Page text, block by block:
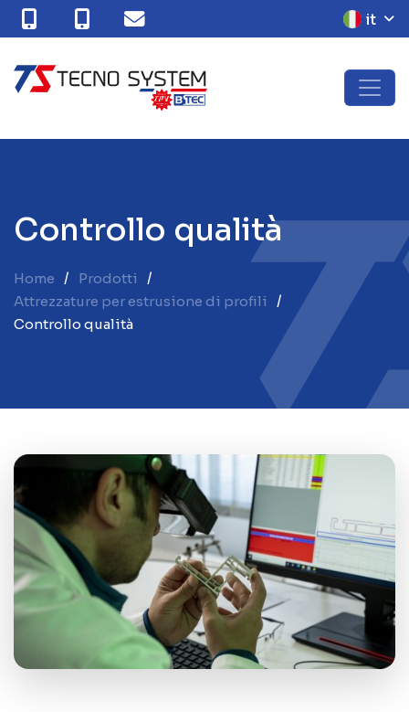
it
Controllo qualità
Home
Prodotti
Attrezzature per estrusione di profili
Controllo qualità